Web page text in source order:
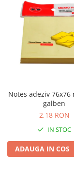
Notes adeziv 76x76
galben
2,18 RON
IN STOC
ADAUGA IN COS